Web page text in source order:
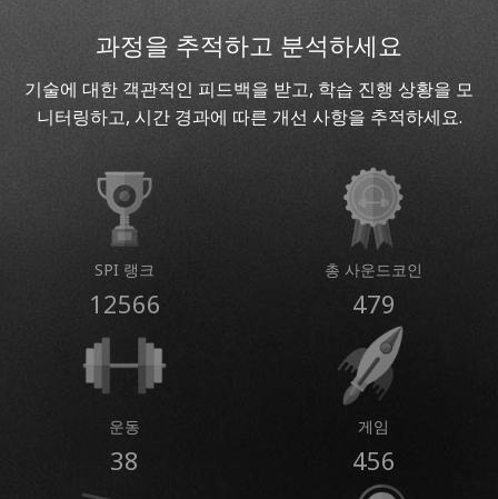
과정을 추적하고 분석하세요
기술에 대한 객관적인 피드백을 받고, 학습 진행 상황을 모
니터링하고, 시간 경과에 따른 개선 사항을 추적하세요.
SPI 랭크
12566
총 사운드코인
479
운동
38
게임
456